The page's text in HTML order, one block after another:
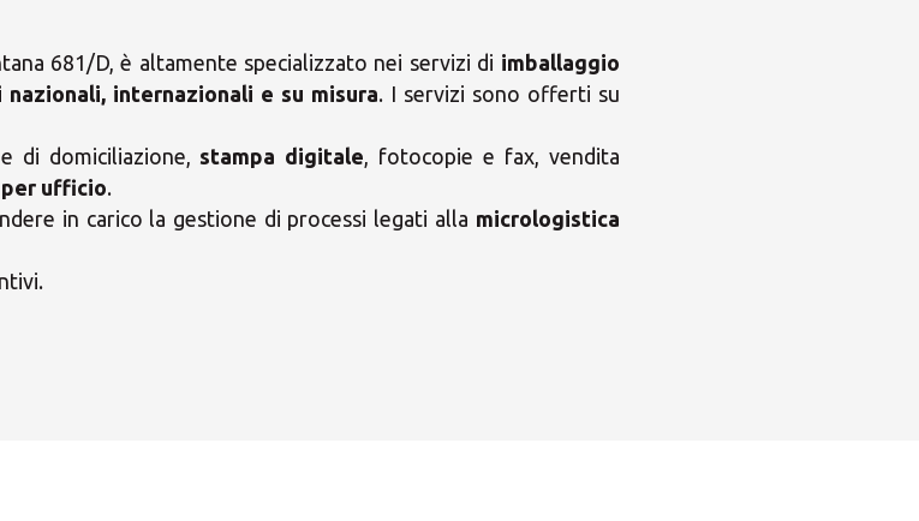
681/D, è altamente specializzato nei servizi di imballaggio
nazionali, internazionali e su misura. I servizi sono offerti su
e di domiciliazione, stampa digitale, fotocopie e fax, vendita
ufficio.
in carico la gestione di processi legati alla micrologistica